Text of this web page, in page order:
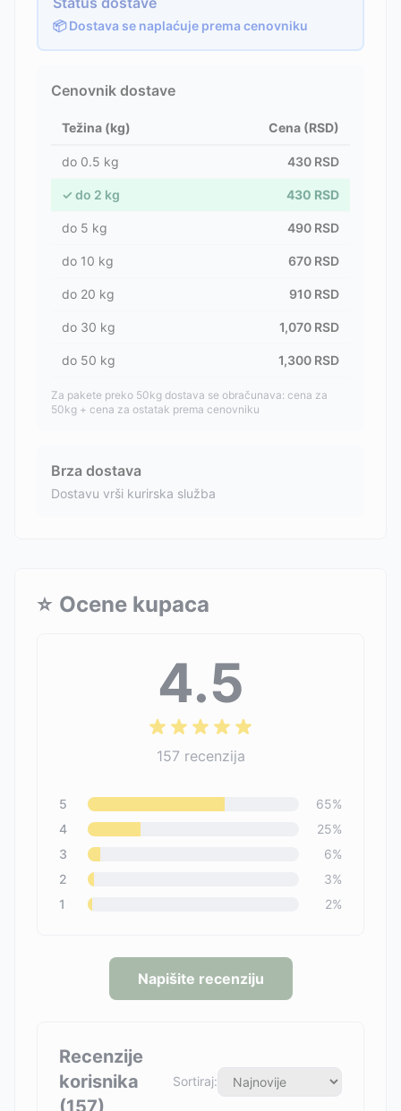
📦 Dostava se naplaćuje prema cenovniku
Cenovnik dostave
Težina (kg) Cena (RSD)
do 0.5 kg 430 RSD
✓ do 2 kg 430 RSD
do 5 kg 490 RSD
do 10 kg 670 RSD
do 20 kg 910 RSD
do 30 kg 1,070 RSD
do 50 kg 1,300 RSD
Za pakete preko 50kg dostava se obračunava: cena za
50kg + cena za ostatak prema cenovniku
Brza dostava
Dostavu vrši kurirska služba
⭐ Ocene kupaca
4.5
157 recenzija
5 65%
4
25%
3
6%
2
3%
1
2%
Napišite recenziju
Recenzije
korisnika
(157)
Sortiraj: